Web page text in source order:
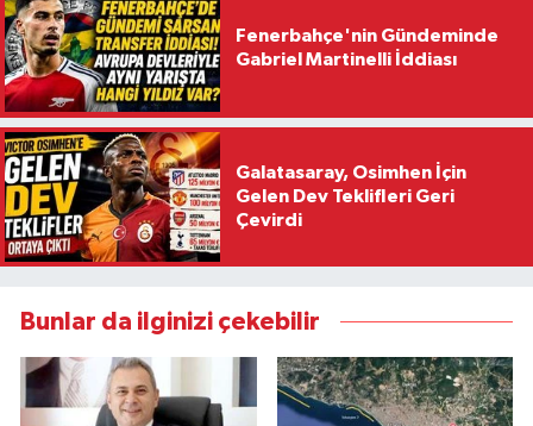
Fenerbahçe'nin Gündeminde
Gabriel Martinelli İddiası
Galatasaray, Osimhen İçin
Gelen Dev Teklifleri Geri
Çevirdi
Bunlar da ilginizi çekebilir